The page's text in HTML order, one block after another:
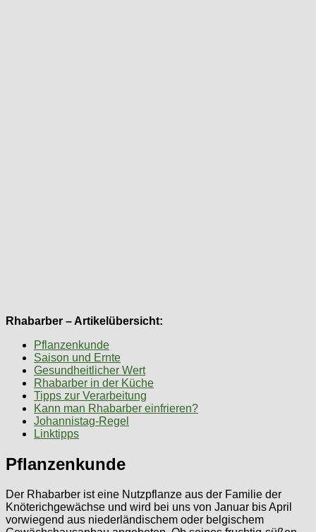
Rhabarber – Artikelübersicht:
Pflanzenkunde
Saison und Ernte
Gesundheitlicher Wert
Rhabarber in der Küche
Tipps zur Verarbeitung
Kann man Rhabarber einfrieren?
Johannistag-Regel
Linktipps
Pflanzenkunde
Der Rhabarber ist eine Nutzpflanze aus der Familie der
Knöterichgewächse und wird bei uns von Januar bis April
vorwiegend aus niederländischem oder belgischem